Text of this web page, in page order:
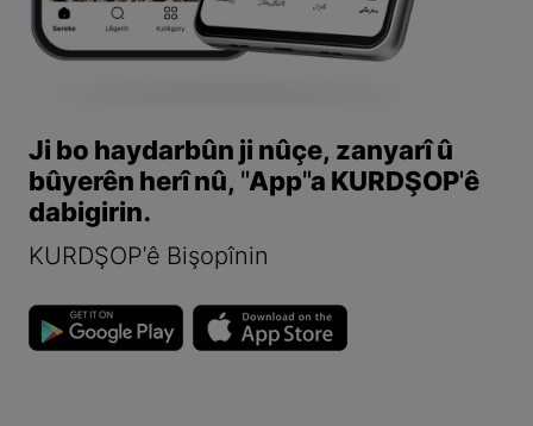
Ji bo haydarbûn ji nûçe, zanyarî û
bûyerên herî nû, "App"a KURDŞOP'ê
dabigirin.
KURDŞOP'ê Bişopînin